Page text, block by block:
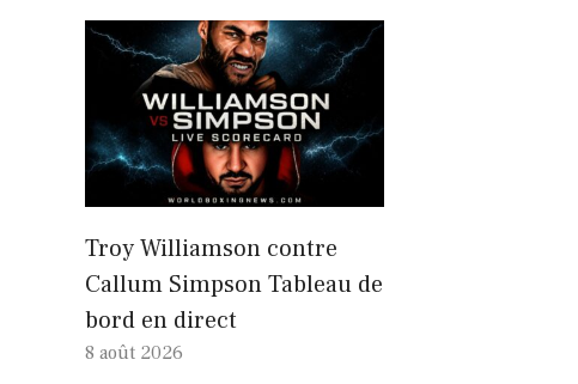
Troy Williamson contre
Callum Simpson Tableau de
bord en direct
8 août 2026